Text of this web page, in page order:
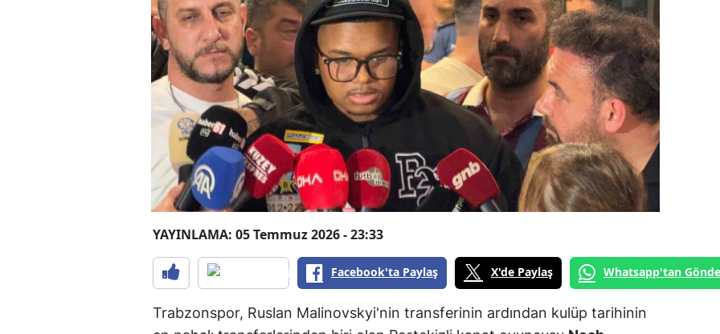
YAYINLAMA: 05 Temmuz 2026 - 23:33
Facebook'ta Paylaş X'de Paylaş Whatsapp'tan
Trabzonspor, Ruslan Malinovskyi'nin transferinin ardından kulüp tarihinin